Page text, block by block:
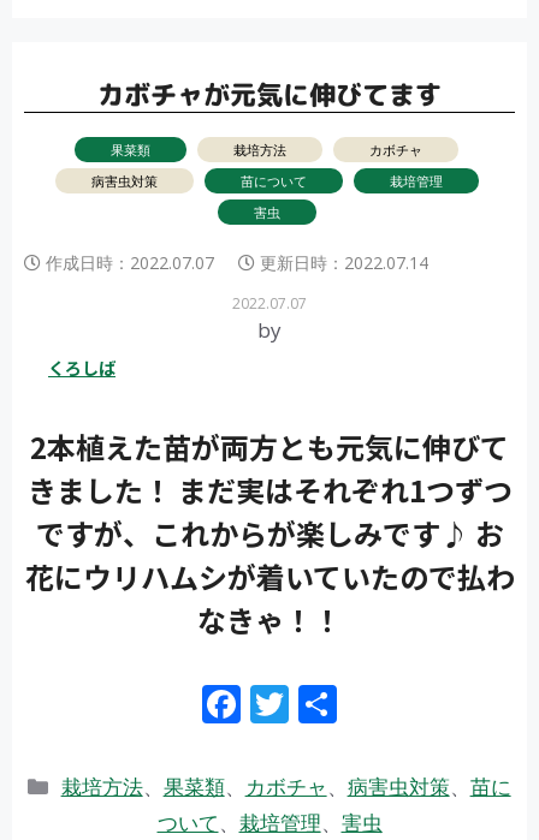
カボチャが元気に伸びてます
果菜類 栽培方法
カボチャ
病害虫対策
苗について
栽培管理
害虫
作成日時： 2022.07.07 更新日時： 2022.07.14
2022.07.07
by
くろしば
2本植えた苗が両方とも元気に伸びて
きました！ まだ実はそれぞれ1つずつ
ですが、これからが楽しみです♪ お
花にウリハムシが着いていたので払わ
なきゃ！！
F
e
b
T
itt
er
カ
栽培方法、 果菜類、 カボチャ、 病害虫対策、 苗に
ついて、 栽培管理、 害虫